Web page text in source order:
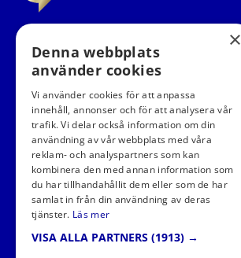
FÖLJ OSS I SOCIALA MEDIER
×
Denna webbplats
använder cookies
Vi använder cookies för att anpassa
innehåll, annonser och för att analysera vår
trafik. Vi delar också information om din
användning av vår webbplats med våra
reklam- och analyspartners som kan
kombinera den med annan information som
du har tillhandahållit dem eller som de har
samlat in från din användning av deras
tjänster. Läs mer
VISA ALLA PARTNERS (1913) →